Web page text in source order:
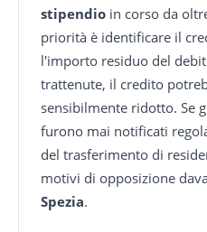
stipendio in corso da
priorità è identificare il
l'importo residuo del
trattenute, il credito
sensibilmente ridotto. Se
furono mai notificati
del trasferimento di
motivi di opposizione
Spezia.